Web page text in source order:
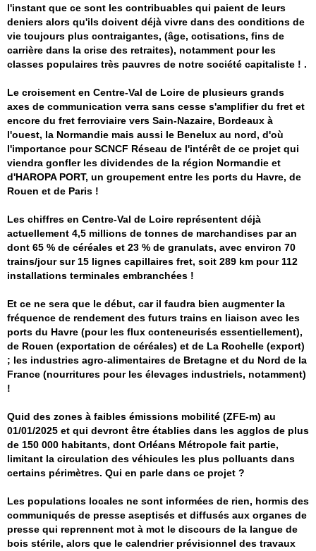
l'instant que ce sont les contribuables qui paient de leurs
deniers alors qu'ils doivent déjà vivre dans des conditions de
vie toujours plus contraigantes, (âge, cotisations, fins de
carrière dans la crise des retraites), notamment pour les
classes populaires très pauvres de notre société capitaliste ! .
Le croisement en Centre-Val de Loire de plusieurs grands
axes de communication verra sans cesse s'amplifier du fret et
encore du fret ferroviaire vers Sain-Nazaire, Bordeaux à
l'ouest, la Normandie mais aussi le Benelux au nord, d'où
l'importance pour SCNCF Réseau de l'intérêt de ce projet qui
viendra gonfler les dividendes de la région Normandie et
d'HAROPA PORT, un groupement entre les ports du Havre, de
Rouen et de Paris !
Les chiffres en Centre-Val de Loire représentent déjà
actuellement 4,5 millions de tonnes de marchandises par an
dont 65 % de céréales et 23 % de granulats, avec environ 70
trains/jour sur 15 lignes capillaires fret, soit 289 km pour 112
installations terminales embranchées !
Et ce ne sera que le début, car il faudra bien augmenter la
fréquence de rendement des futurs trains en liaison avec les
ports du Havre (pour les flux conteneurisés essentiellement),
de Rouen (exportation de céréales) et de La Rochelle (export)
; les industries agro-alimentaires de Bretagne et du Nord de la
France (nourritures pour les élevages industriels, notamment)
!
Quid des zones à faibles émissions mobilité (ZFE-m) au
01/01/2025 et qui devront être établies dans les agglos de plus
de 150 000 habitants, dont Orléans Métropole fait partie,
limitant la circulation des véhicules les plus polluants dans
certains périmètres. Qui en parle dans ce projet ?
Les populations locales ne sont informées de rien, hormis des
communiqués de presse aseptisés et diffusés aux organes de
presse qui reprennent mot à mot le discours de la langue de
bois stérile, alors que le calendrier prévisionnel des travaux